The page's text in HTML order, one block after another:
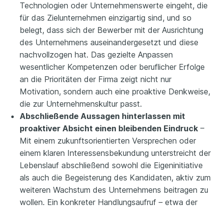
Technologien oder Unternehmenswerte eingeht, die
für das Zielunternehmen einzigartig sind, und so
belegt, dass sich der Bewerber mit der Ausrichtung
des Unternehmens auseinandergesetzt und diese
nachvollzogen hat. Das gezielte Anpassen
wesentlicher Kompetenzen oder beruflicher Erfolge
an die Prioritäten der Firma zeigt nicht nur
Motivation, sondern auch eine proaktive Denkweise,
die zur Unternehmenskultur passt.
Abschließende Aussagen hinterlassen mit
proaktiver Absicht einen bleibenden Eindruck –
Mit einem zukunftsorientierten Versprechen oder
einem klaren Interessensbekundung unterstreicht der
Lebenslauf abschließend sowohl die Eigeninitiative
als auch die Begeisterung des Kandidaten, aktiv zum
weiteren Wachstum des Unternehmens beitragen zu
wollen. Ein konkreter Handlungsaufruf – etwa der